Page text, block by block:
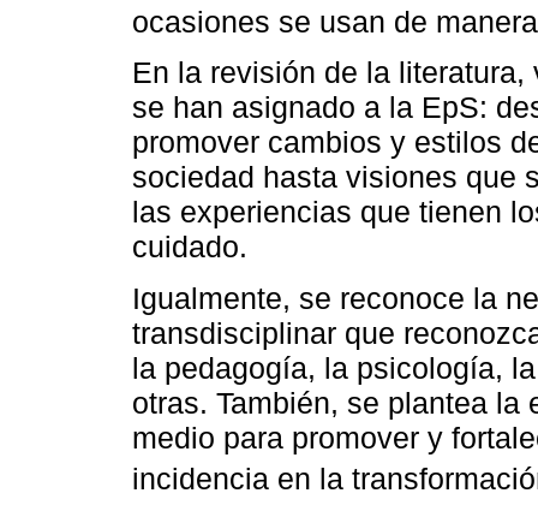
ocasiones se usan de
En la revisión de la
se han asignado a la EpS:
promover cambios y estilos
sociedad hasta visiones que
las experiencias que tienen
cuidado.
Igualmente, se reconoce la
transdisciplinar que
la pedagogía, la psicología,
otras. También, se plantea
medio para promover y
incidencia en la